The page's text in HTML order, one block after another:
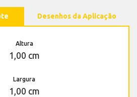
Desenhos da Aplicação
Altura
1,00 cm
Largura
1,00 cm